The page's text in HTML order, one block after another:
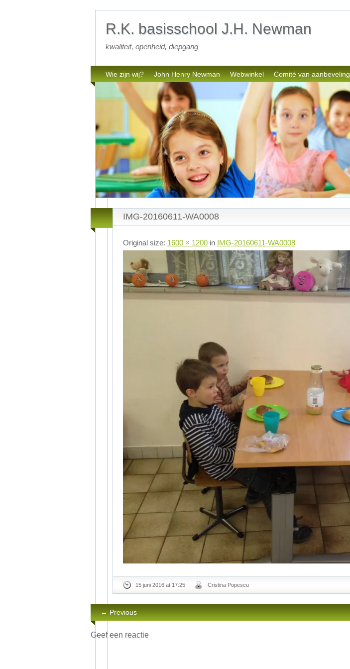
R.K. basisschool J.H. Newman
kwaliteit, openheid, diepgang
Wie zijn wij? John Henry Newman Webwinkel Comité van aanbeveling
IMG-20160611-WA0008
Original size: 1600 × 1200in IMG-20160611-WA0008
15 juni 2016 at 17:25 Cristina Popescu
← Previous
Geef een reactie